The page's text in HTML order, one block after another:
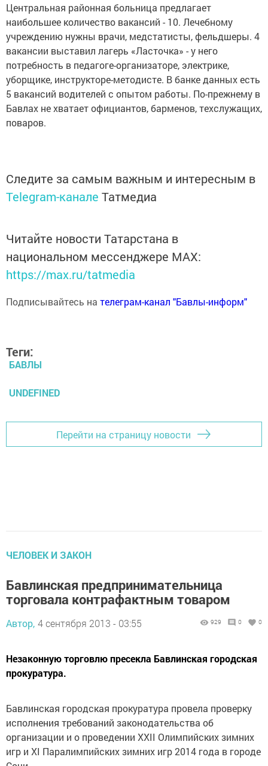
Центральная районная больница предлагает
наибольшее количество вакансий - 10. Лечебному
учреждению нужны врачи, медстатисты, фельдшеры. 4
вакансии выставил лагерь «Ласточка» - у него
потребность в педагоге-организаторе, электрике,
уборщике, инструкторе-методисте. В банке данных есть
5 вакансий водителей с опытом работы. По-прежнему в
Бавлах не хватает официантов, барменов, техслужащих,
поваров.
Следите за самым важным и интересным в
Telegram-канале Татмедиа
Читайте новости Татарстана в
национальном мессенджере MАХ:
https://max.ru/tatmedia
Подписывайтесь на телеграм-канал "Бавлы-информ"
Теги:
БАВЛЫ
UNDEFINED
Перейти на страницу новости
ЧЕЛОВЕК И ЗАКОН
Бавлинская предпринимательница
торговала контрафактным товаром
Автор, 4 сентября 2013 - 03:55 929 0 0
Незаконную торговлю пресекла Бавлинская городская
прокуратура.
Бавлинская городская прокуратура провела проверку
исполнения требований законодательства об
организации и о проведении XXII Олимпийских зимних
игр и XI Паралимпийских зимних игр 2014 года в городе